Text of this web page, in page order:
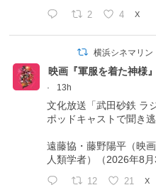
2 4 X
横浜シネマリン
映画『軍服を着た神様
·
13h
文化放送「武田砂鉄 ラ
ポッドキャストで聞き
遠藤協・藤野陽平（映
人類学者）（2026年8月
12 21 X